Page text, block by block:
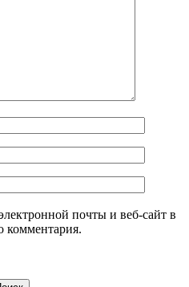
почты и веб-сайт в
комментария.